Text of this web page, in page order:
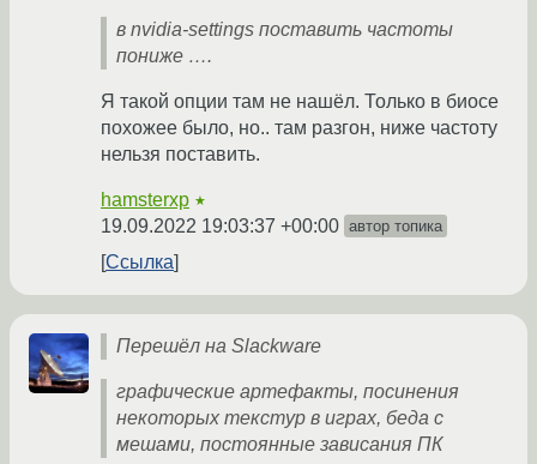
в nvidia-settings поставить частоты
пониже ….
Я такой опции там не нашёл. Только в биосе
похожее было, но.. там разгон, ниже частоту
нельзя поставить.
hamsterxp ★
19.09.2022 19:03:37 +00:00 автор топика
Ссылка
Перешёл на Slackware
графические артефакты, посинения
некоторых текстур в играх, беда с
мешами, постоянные зависания ПК